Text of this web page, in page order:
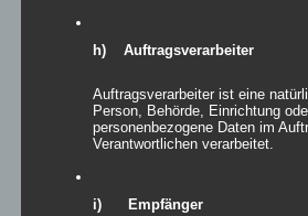
zur Wunschliste
h) Auftragsverarbeiter
Auftragsverarbeiter ist eine
Person, Behörde, Einrichtung
personenbezogene Daten im
Verantwortlichen verarbeitet.
i) Empfänger